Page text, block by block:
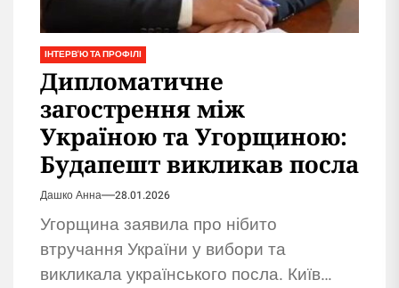
ІНТЕРВ'Ю ТА ПРОФІЛІ
Дипломатичне
загострення між
Україною та Угорщиною:
Будапешт викликав посла
Дашко Анна 28.01.2026
Угорщина заявила про нібито
втручання України у вибори та
викликала українського посла. Київ